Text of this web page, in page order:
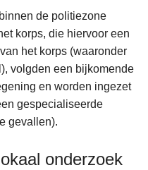
de politiezone
korps, die hiervoor een
het korps (waaronder
volgden een bijkomende
en worden ingezet
gespecialiseerde
gevallen).
onderzoek